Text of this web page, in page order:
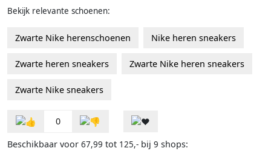
Bekijk relevante schoenen:
Zwarte Nike herenschoenen Nike heren sneakers
Zwarte heren sneakers Zwarte Nike heren sneakers
Zwarte Nike sneakers
0
Beschikbaar voor 67,99 tot 125,- bij 9 shops: